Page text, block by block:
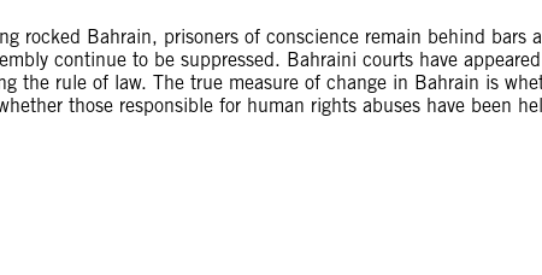
rocked Bahrain, prisoners of conscience remain behind bars
continue to be suppressed. Bahraini courts have
the rule of law. The true measure of change in Bahrain is
those responsible for human rights abuses have been